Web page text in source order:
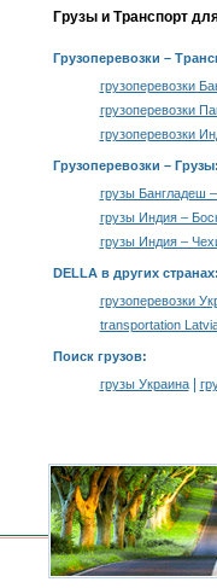
Грузы и Транспорт
Грузоперевозки –
грузоперевозки
грузоперевозки
грузоперевозки
Грузоперевозки – Грузы:
грузы Бангладеш
грузы Индия –
грузы Индия –
DELLA в других странах:
грузоперевозки
transportation
Поиск грузов:
грузы Украина|